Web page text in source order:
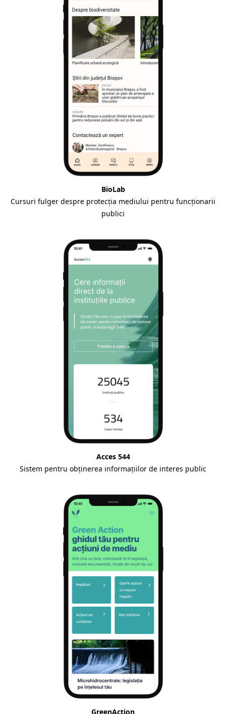
BioLab
Cursuri fulger despre protecția mediului pentru funcționarii
publici
Acces 544
Sistem pentru obținerea informațiilor de interes public
GreenAction